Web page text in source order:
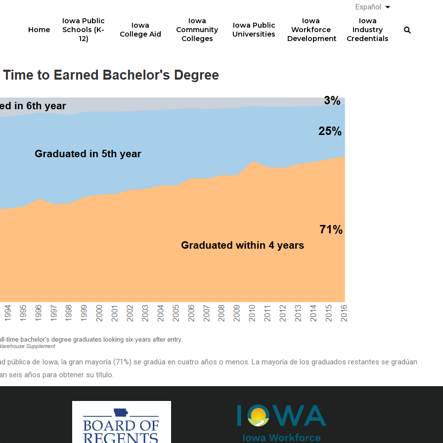
Home
Iowa Public
Schools (K-
12)
Iowa
College Aid
Iowa
Community
Colleges
Iowa Public
Universities
Iowa
Workforce
Development
Iowa
Industry
Credentials
Español List additional
pública de Iowa, la gran mayoría (71%) se gradúa en cuatro años o menos. La mayoría de los graduados restantes se gradúan
seis años para obtener su título.